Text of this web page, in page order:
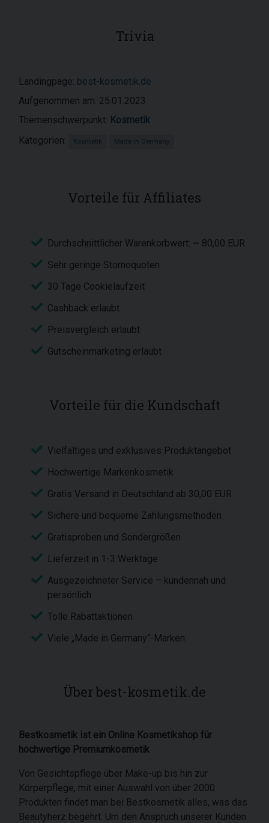
Trivia
Landingpage: best-kosmetik.de
Aufgenommen am: 25.01.2023
Themenschwerpunkt: Kosmetik
Kategorien:
Kosmetik Made in Germany
Vorteile für Affiliates
Durchschnittlicher Warenkorbwert: ~ 80,00 EUR
Sehr geringe Stornoquoten
30 Tage Cookielaufzeit
Cashback erlaubt
Preisvergleich erlaubt
Gutscheinmarketing erlaubt
Vorteile für die Kundschaft
Vielfältiges und exklusives Produktangebot
Hochwertige Markenkosmetik
Gratis Versand in Deutschland ab 30,00 EUR
Sichere und bequeme Zahlungsmethoden
Gratisproben und Sondergrößen
Lieferzeit in 1-3 Werktage
Ausgezeichneter Service – kundennah und
persönlich
Tolle Rabattaktionen
Viele „Made in Germany“-Marken
Über best-kosmetik.de
Bestkosmetik ist ein Online Kosmetikshop für
hochwertige Premiumkosmetik
Von Gesichtspflege über Make-up bis hin zur
Körperpflege, mit einer Auswahl von über 2000
Produkten findet man bei Bestkosmetik alles, was das
Beautyherz begehrt. Um den Anspruch unserer Kunden